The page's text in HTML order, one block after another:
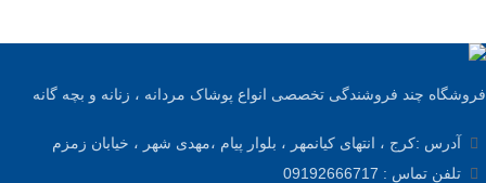
فروشگاه چند فروشندگی تخصصی انواع پوشاک مردانه ، زنانه و بچه گانه
آدرس :کرج ، انتهای کیانمهر ، بلوار پیام ،مهدی شهر ، خیابان زمزم
تلفن تماس : 09192666717